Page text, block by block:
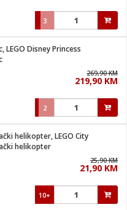
3
LEGO Disney Princess
269,90 KM
219,90 KM
2
helikopter, LEGO City
helikopter
25,90 KM
21,90 KM
10+